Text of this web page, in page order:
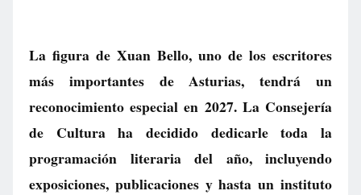
La figura de Xuan Bello, uno de los escritores
más importantes de Asturias, tendrá un
reconocimiento especial en 2027. La Consejería
de Cultura ha decidido dedicarle toda la
programación literaria del año, incluyendo
exposiciones, publicaciones y hasta un instituto